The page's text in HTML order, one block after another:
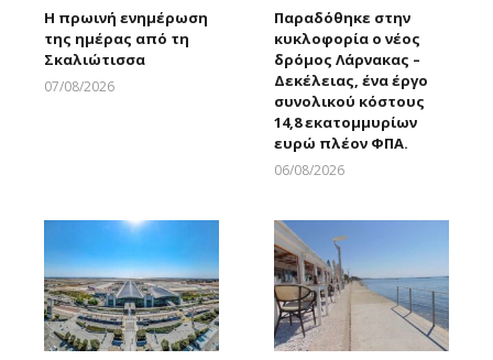
Η πρωινή ενημέρωση
της ημέρας από τη
Σκαλιώτισσα
07/08/2026
Παραδόθηκε στην
κυκλοφορία ο νέος
δρόμος Λάρνακας –
Δεκέλειας, ένα έργο
συνολικού κόστους
14,8 εκατομμυρίων
ευρώ πλέον ΦΠΑ.
06/08/2026